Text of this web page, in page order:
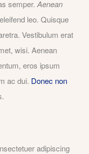
semper. Aenean
leo. Quisque
Vestibulum erat
wisi. Aenean
eros ipsum
ac dui. Donec non
adipiscing